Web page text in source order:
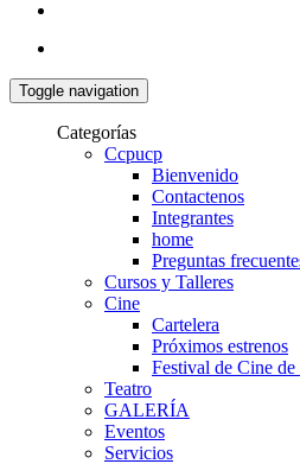
Toggle navigation
Categorías
Ccpucp
Bienvenido
Contactenos
Integrantes
home
Preguntas
Cursos y Talleres
Cine
Cartelera
Próximos estrenos
Festival de Cine
Teatro
GALERÍA
Eventos
Servicios